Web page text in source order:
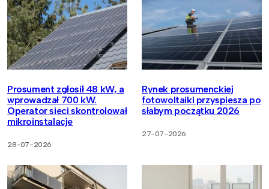
Prosument zgłosił 48 kW, a
wprowadzał 700 kW.
Operator sieci skontrolował
mikroinstalacje
28-07-2026
Rynek prosumenckiej
fotowoltaiki przyspiesza po
słabym początku 2026
27-07-2026